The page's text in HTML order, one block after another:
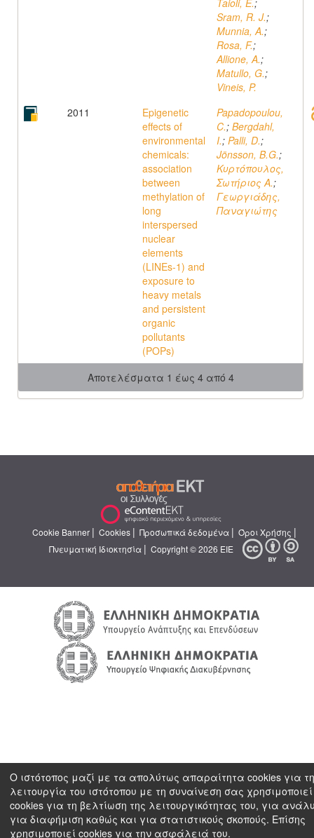
Taioli, E.;
Sram, R. J.;
Munnia, A.;
Rosa, F.;
Allione, A.;
Matullo, G.;
Vineis, P.
2011
Epigenetic
effects of
environmental
chemicals:
association
between
methylation of
long
interspersed
nuclear
elements
(LINEs-1) and
exposure to
heavy metals
and persistent
organic
pollutants
(POPs)
Papadopoulou,
C.; Bergdahl,
I.; Palli, D.;
Jönsson, B.G.;
Κυρτόπουλος,
Σωτήριος Α.;
Γεωργιάδης,
Παναγιώτης
Αποτελέσματα 1 έως 4 από 4
Cookie Banner | Cookies | Προσωπικά δεδομένα | Όροι Χρήσης |
Πνευματική Ιδιοκτησία | Copyright © 2026 ΕΙΕ
Ο ιστότοπος μαζί με τα απολύτως απαραίτητα cookies για
λειτουργία του ιστότοπου με τη συναίνεση σας χρησιμοποιεί
cookies για τη βελτίωση της λειτουργικότητας του, για
για διαφήμιση καθώς και για στατιστικούς σκοπούς. Επίσης
χρησιμοποιεί cookies για την ασφάλειά του.